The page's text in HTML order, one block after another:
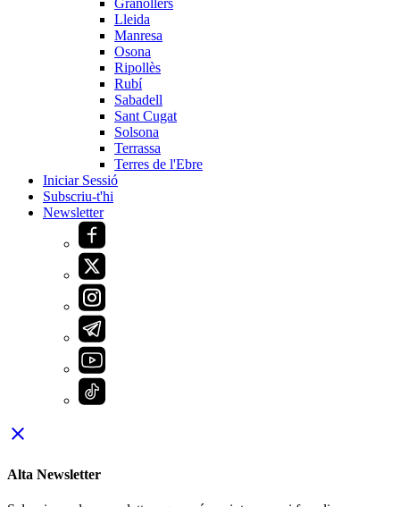
Lleida
Manresa
Osona
Ripollès
Rubí
Sabadell
Sant Cugat
Solsona
Terrassa
Terres de l'Ebre
Iniciar Sessió
Subscriu-t'hi
Newsletter
close
Alta Newsletter